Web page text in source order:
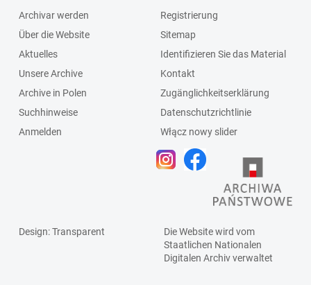
Archivar werden
Über die Website
Aktuelles
Unsere Archive
Archive in Polen
Suchhinweise
Anmelden
Registrierung
Sitemap
Identifizieren Sie das Material
Kontakt
Zugänglichkeitserklärung
Datenschutzrichtlinie
Włącz nowy slider
Design: Transparent
Die Website wird vom
Staatlichen Nationalen
Digitalen Archivverwaltet